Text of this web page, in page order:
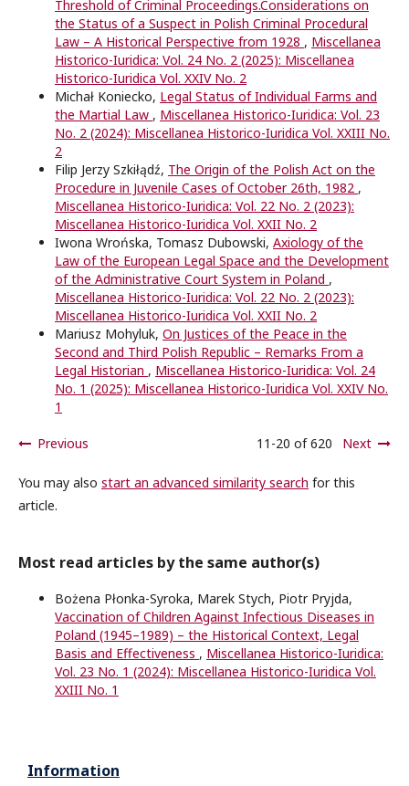
Threshold of Criminal Proceedings.Considerations on
the Status of a Suspect in Polish Criminal Procedural
Law – A Historical Perspective from 1928 , Miscellanea
Historico-Iuridica: Vol. 24 No. 2 (2025): Miscellanea
Historico-Iuridica Vol. XXIV No. 2
Michał Koniecko, Legal Status of Individual Farms and
the Martial Law , Miscellanea Historico-Iuridica: Vol. 23
No. 2 (2024): Miscellanea Historico-Iuridica Vol. XXIII No.
2
Filip Jerzy Szkiłądź, The Origin of the Polish Act on the
Procedure in Juvenile Cases of October 26th, 1982 ,
Miscellanea Historico-Iuridica: Vol. 22 No. 2 (2023):
Miscellanea Historico-Iuridica Vol. XXII No. 2
Iwona Wrońska, Tomasz Dubowski, Axiology of the
Law of the European Legal Space and the Development
of the Administrative Court System in Poland ,
Miscellanea Historico-Iuridica: Vol. 22 No. 2 (2023):
Miscellanea Historico-Iuridica Vol. XXII No. 2
Mariusz Mohyluk, On Justices of the Peace in the
Second and Third Polish Republic – Remarks From a
Legal Historian , Miscellanea Historico-Iuridica: Vol. 24
No. 1 (2025): Miscellanea Historico-Iuridica Vol. XXIV No.
1
Previous 11-20 of 620 Next
You may also start an advanced similarity search for this
article.
Most read articles by the same author(s)
Bożena Płonka-Syroka, Marek Stych, Piotr Pryjda,
Vaccination of Children Against Infectious Diseases in
Poland (1945–1989) – the Historical Context, Legal
Basis and Effectiveness , Miscellanea Historico-Iuridica:
Vol. 23 No. 1 (2024): Miscellanea Historico-Iuridica Vol.
XXIII No. 1
Information